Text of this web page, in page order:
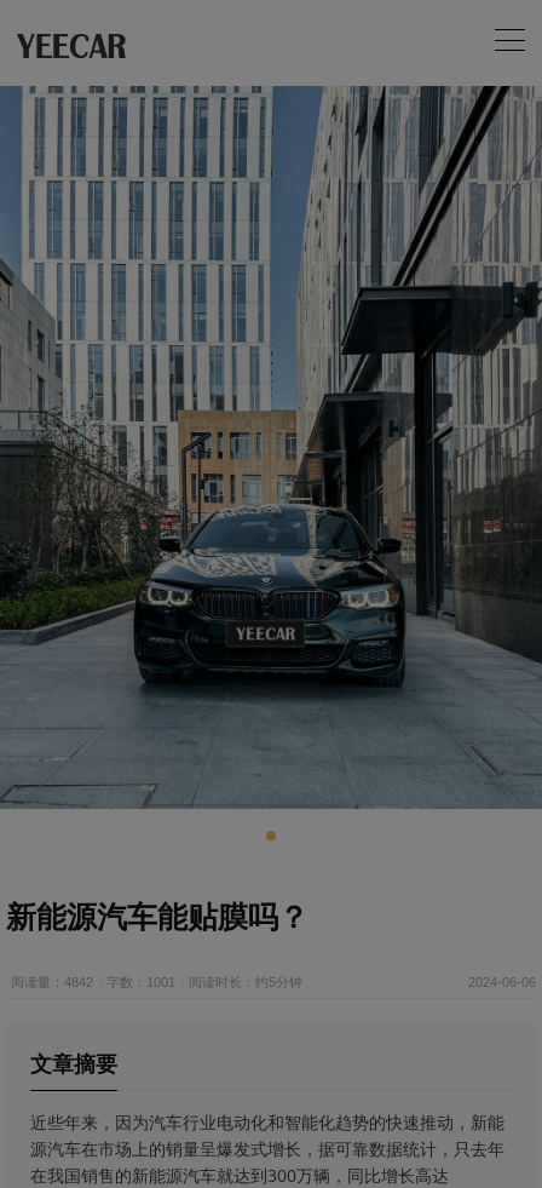
新能源汽车能贴膜吗？
阅读量：4842 字数：1001 阅读时长：约5分钟 2024-06-06
文章摘要
近些年来，因为汽车行业电动化和智能化趋势的快速推动，新能
源汽车在市场上的销量呈爆发式增长，据可靠数据统计，只去年
在我国销售的新能源汽车就达到300万辆，同比增长高达